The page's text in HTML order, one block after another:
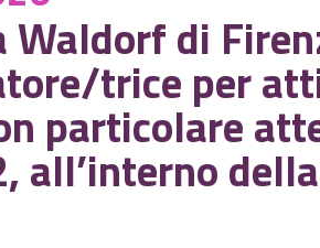
Waldorf di
trice per
particolare
all’interno